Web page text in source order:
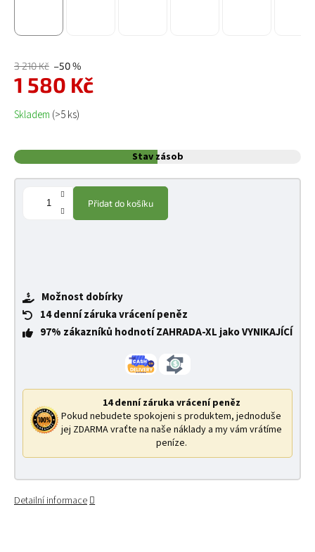
3 210 Kč –50 %
1 580 Kč
Měrná cena:
Skladem (>5 ks)
Stav zásob
Přidat do košíku
Možnost dobírky
14 denní záruka vrácení peněz
97% zákazníků hodnotí ZAHRADA-XL jako VYNIKAJÍCÍ
14 denní záruka vrácení peněz
Pokud nebudete spokojeni s produktem, jednoduše
jej ZDARMA vraťte na naše náklady a my vám vrátíme
peníze.
Detailní informace